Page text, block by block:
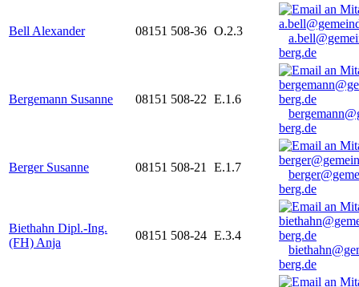
Bell Alexander 08151 508-36 O.2.3
berg.de
Bergemann Susanne 08151 508-22 E.1.6
berg.de
Berger Susanne 08151 508-21 E.1.7
berg.de
Biethahn Dipl.-Ing.
(FH) Anja
08151 508-24 E.3.4
berg.de